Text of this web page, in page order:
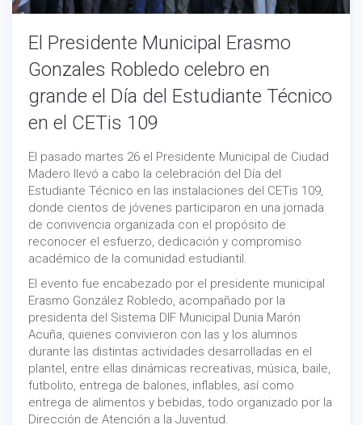
El Presidente Municipal Erasmo
Gonzales Robledo celebro en
grande el Día del Estudiante Técnico
en el CETis 109
El pasado martes 26 el Presidente Municipal de Ciudad
Madero llevó a cabo la celebración del Día del
Estudiante Técnico en las instalaciones del CETis 109,
donde cientos de jóvenes participaron en una jornada
de convivencia organizada con el propósito de
reconocer el esfuerzo, dedicación y compromiso
académico de la comunidad estudiantil.
El evento fue encabezado por el presidente municipal
Erasmo González Robledo, acompañado por la
presidenta del Sistema DIF Municipal Dunia Marón
Acuña, quienes convivieron con las y los alumnos
durante las distintas actividades desarrolladas en el
plantel, entre ellas dinámicas recreativas, música, baile,
futbolito, entrega de balones, inflables, así como
entrega de alimentos y bebidas, todo organizado por la
Dirección de Atención a la Juventud.